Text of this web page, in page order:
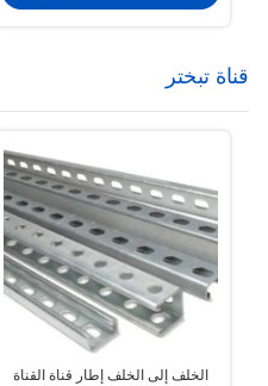
قناة تبختر
الخلف إلى الخلف إطار قناة القناة